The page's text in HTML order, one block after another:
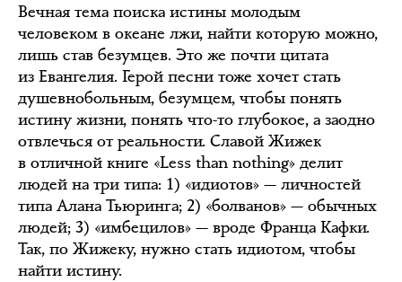
Вечная тема поиска истины молодым
человеком в океане лжи, найти которую можно,
лишь став безумцев. Это же почти цитата
из Евангелия. Герой песни тоже хочет стать
душевнобольным, безумцем, чтобы понять
истину жизни, понять что-то глубокое, а заодно
отвлечься от реальности. Славой Жижек
в отличной книге «Less than nothing» делит
людей на три типа: 1) «идиотов» — личностей
типа Алана Тьюринга; 2) «болванов» — обычных
людей; 3) «имбецилов» — вроде Франца Кафки.
Так, по Жижеку, нужно стать идиотом, чтобы
найти истину.